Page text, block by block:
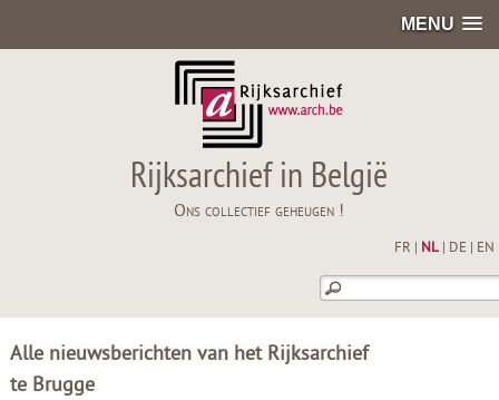
MENU
Rijksarchief in België
Ons collectief geheugen !
FR NL| DE EN
Alle nieuwsberichten van het Rijksarchief
te Brugge